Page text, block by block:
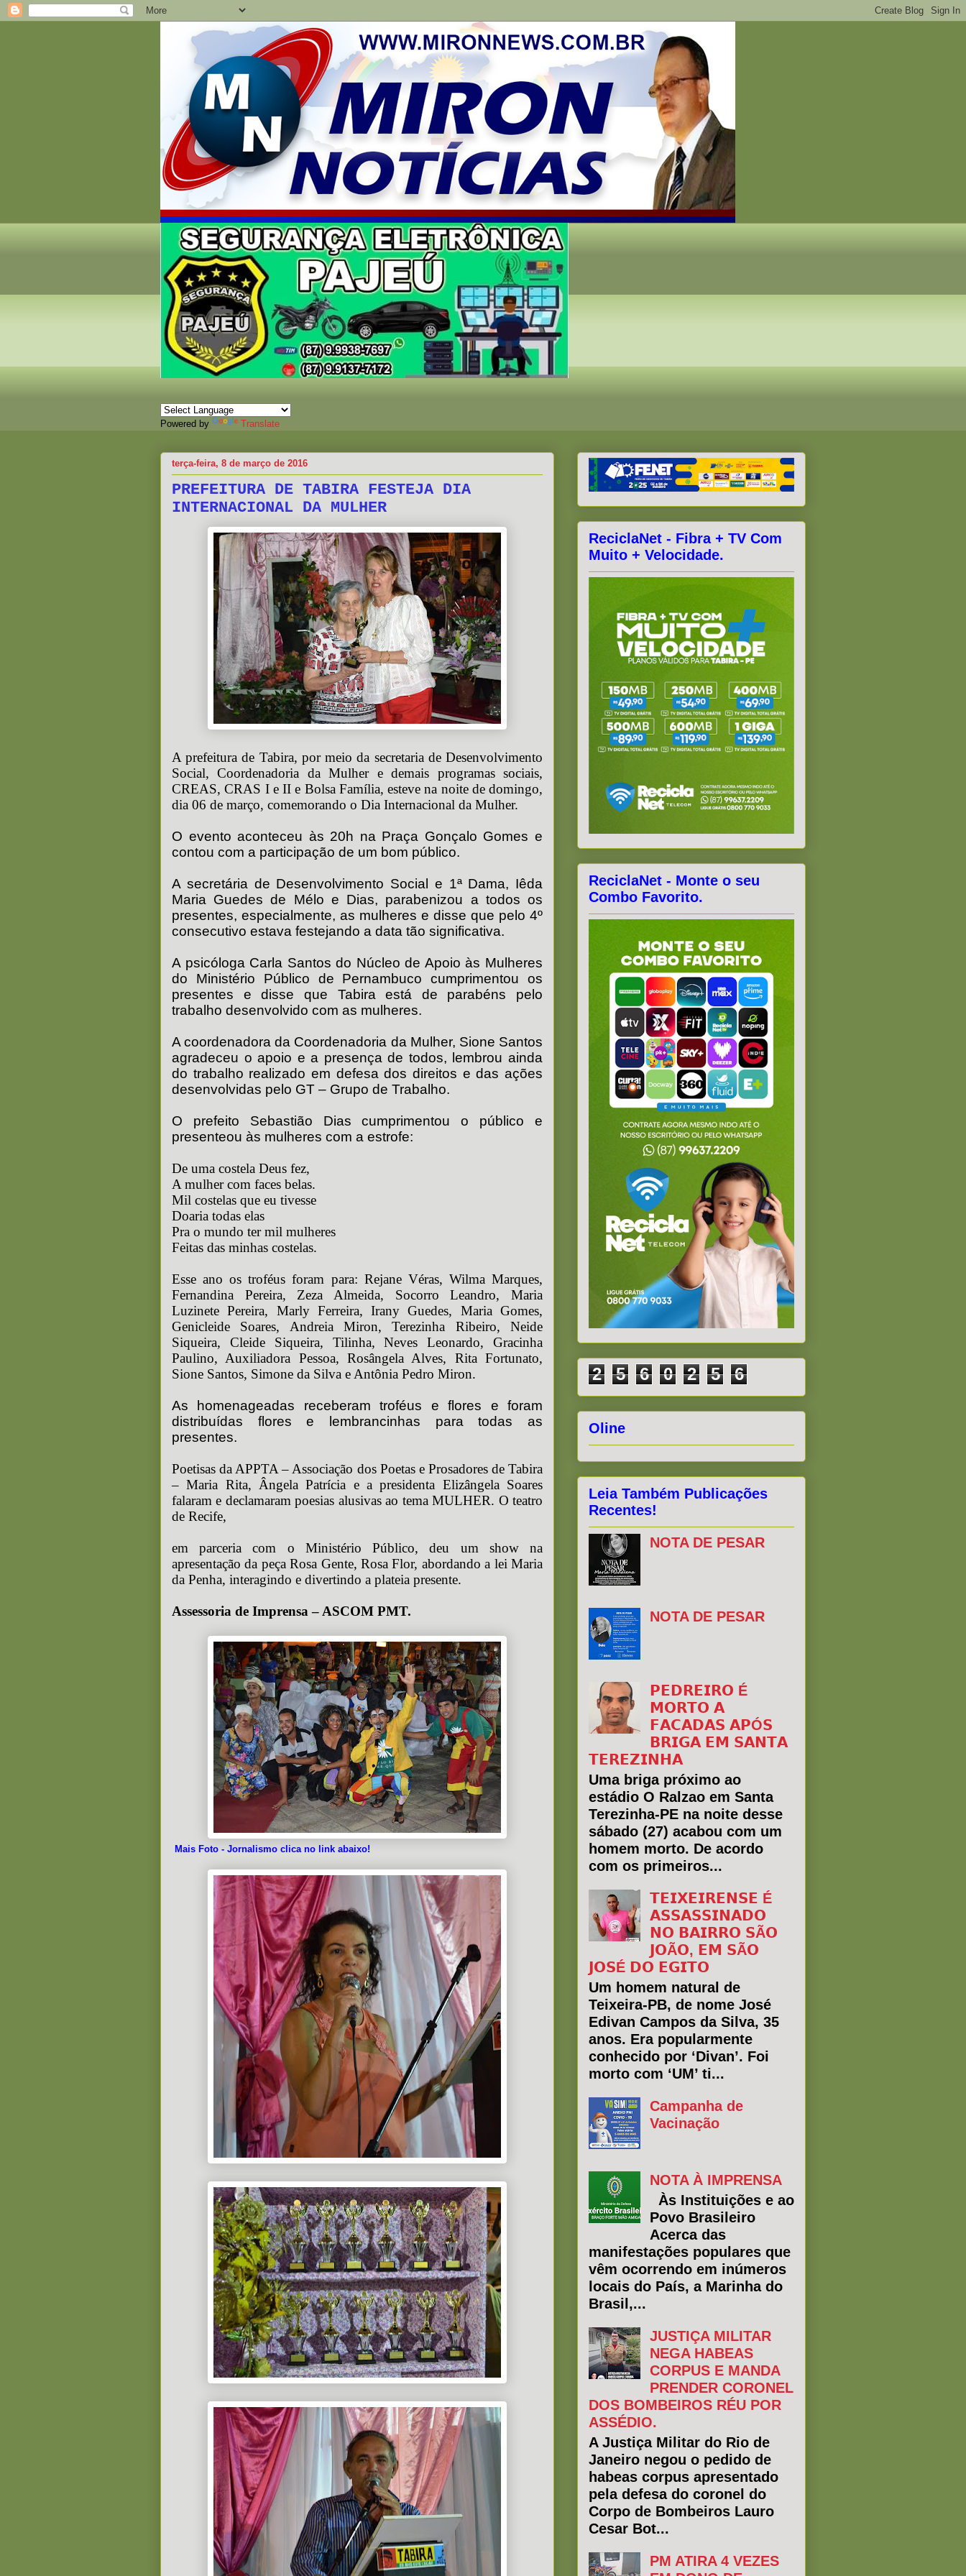
Powered by Translate
terça-feira, 8 de março de 2016
PREFEITURA DE TABIRA FESTEJA DIA
INTERNACIONAL DA MULHER
A prefeitura de Tabira, por meio da secretaria de Desenvolvimento
Social, Coordenadoria da Mulher e demais programas sociais,
CREAS, CRAS I e II e Bolsa Família, esteve na noite de domingo,
dia 06 de março, comemorando o Dia Internacional da Mulher.
O evento aconteceu às 20h na Praça Gonçalo Gomes e
contou com a participação de um bom público.
A secretária de Desenvolvimento Social e 1ª Dama, Iêda
Maria Guedes de Mélo e Dias, parabenizou a todos os
presentes, especialmente, as mulheres e disse que pelo 4º
consecutivo estava festejando a data tão significativa.
A psicóloga Carla Santos do Núcleo de Apoio às Mulheres
do Ministério Público de Pernambuco cumprimentou os
presentes e disse que Tabira está de parabéns pelo
trabalho desenvolvido com as mulheres.
A coordenadora da Coordenadoria da Mulher, Sione Santos
agradeceu o apoio e a presença de todos, lembrou ainda
do trabalho realizado em defesa dos direitos e das ações
desenvolvidas pelo GT – Grupo de Trabalho.
O prefeito Sebastião Dias cumprimentou o público e
presenteou às mulheres com a estrofe:
De uma costela Deus fez,
A mulher com faces belas.
Mil costelas que eu tivesse
Doaria todas elas
Pra o mundo ter mil mulheres
Feitas das minhas costelas.
Esse ano os troféus foram para: Rejane Véras, Wilma Marques,
Fernandina Pereira, Zeza Almeida, Socorro Leandro, Maria
Luzinete Pereira, Marly Ferreira, Irany Guedes, Maria Gomes,
Genicleide Soares, Andreia Miron, Terezinha Ribeiro, Neide
Siqueira, Cleide Siqueira, Tilinha, Neves Leonardo, Gracinha
Paulino, Auxiliadora Pessoa, Rosângela Alves, Rita Fortunato,
Sione Santos, Simone da Silva e Antônia Pedro Miron.
As homenageadas receberam troféus e flores e foram
distribuídas flores e lembrancinhas para todas as
presentes.
Poetisas da APPTA – Associação dos Poetas e Prosadores de Tabira
– Maria Rita, Ângela Patrícia e a presidenta Elizângela Soares
falaram e declamaram poesias alusivas ao tema MULHER. O teatro
de Recife,
em parceria com o Ministério Público, deu um show na
apresentação da peça Rosa Gente, Rosa Flor, abordando a lei Maria
da Penha, interagindo e divertindo a plateia presente.
Assessoria de Imprensa – ASCOM PMT.
Mais Foto - Jornalismo clica no link abaixo!
ReciclaNet - Fibra + TV Com
Muito + Velocidade.
ReciclaNet - Monte o seu
Combo Favorito.
2 5 6 0 2 5 6
Oline
Leia Também Publicações
Recentes!
NOTA DE PESAR
NOTA DE PESAR
𝗣𝗘𝗗𝗥𝗘𝗜𝗥𝗢 É
𝗠𝗢𝗥𝗧𝗢 𝗔
𝗙𝗔𝗖𝗔𝗗𝗔𝗦 𝗔𝗣Ó𝗦
𝗕𝗥𝗜𝗚𝗔 𝗘𝗠 𝗦𝗔𝗡𝗧𝗔
𝗧𝗘𝗥𝗘𝗭𝗜𝗡𝗛𝗔
Uma briga próximo ao
estádio O Ralzao em Santa
Terezinha-PE na noite desse
sábado (27) acabou com um
homem morto. De acordo
com os primeiros...
𝗧𝗘𝗜𝗫𝗘𝗜𝗥𝗘𝗡𝗦𝗘 É
𝗔𝗦𝗦𝗔𝗦𝗦𝗜𝗡𝗔𝗗𝗢
𝗡𝗢 𝗕𝗔𝗜𝗥𝗥𝗢 𝗦Ã𝗢
𝗝𝗢Ã𝗢, 𝗘𝗠 𝗦Ã𝗢
𝗝𝗢𝗦É 𝗗𝗢 𝗘𝗚𝗜𝗧𝗢
Um homem natural de
Teixeira-PB, de nome José
Edivan Campos da Silva, 35
anos. Era popularmente
conhecido por ‘Divan’. Foi
morto com ‘UM’ ti...
Campanha de
Vacinação
NOTA À IMPRENSA
Às Instituições e ao
Povo Brasileiro
Acerca das
manifestações populares que
vêm ocorrendo em inúmeros
locais do País, a Marinha do
Brasil,...
JUSTIÇA MILITAR
NEGA HABEAS
CORPUS E MANDA
PRENDER CORONEL
DOS BOMBEIROS RÉU POR
ASSÉDIO.
A Justiça Militar do Rio de
Janeiro negou o pedido de
habeas corpus apresentado
pela defesa do coronel do
Corpo de Bombeiros Lauro
Cesar Bot...
PM ATIRA 4 VEZES